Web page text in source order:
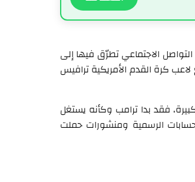
الاجتماعي تطرّق فيها إلى
كرة القدم الأمريكية ترافيس
فقد بدا ترامب وكأنه يستغل
الرسمية ومنشورات حملت